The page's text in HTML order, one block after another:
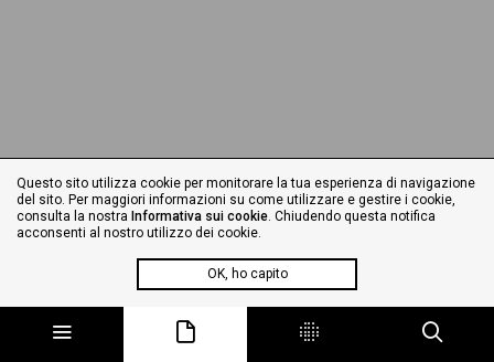
Questo sito utilizza cookie per monitorare la tua esperienza di navigazione
del sito. Per maggiori informazioni su come utilizzare e gestire i cookie,
consulta la nostra Informativa sui cookie. Chiudendo questa notifica
acconsenti al nostro utilizzo dei cookie.
OK, ho capito